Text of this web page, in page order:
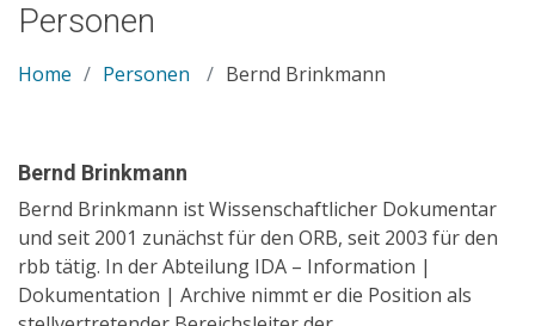
Personen
Home Personen Bernd Brinkmann
Bernd Brinkmann
Bernd Brinkmann ist Wissenschaftlicher Dokumentar
und seit 2001 zunächst für den ORB, seit 2003 für den
rbb tätig. In der Abteilung IDA – Information |
Dokumentation | Archive nimmt er die Position als